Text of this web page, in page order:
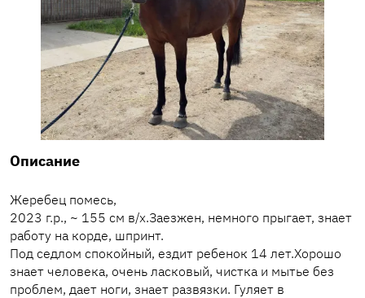
Описание
Жеребец помесь,
2023 г.р., ~ 155 см в/х.Заезжен, немного прыгает, знает
работу на корде, шпринт.
Под седлом спокойный, ездит ребенок 14 лет.Хорошо
знает человека, очень ласковый, чистка и мытье без
проблем, дает ноги, знает развязки. Гуляет в